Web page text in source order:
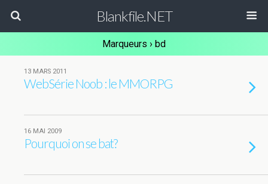
Blankfile.NET
Marqueurs › bd
13 MARS 2011
WebSérie Noob : le MMORPG
16 MAI 2009
Pourquoi on se bat?